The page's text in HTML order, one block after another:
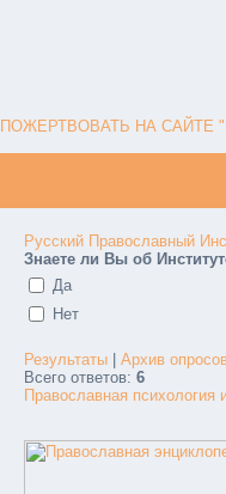
ПОЖЕРТВОВАТЬ НА САЙТЕ
Русский Православный
Знаете ли Вы об
Да
Нет
Результаты
Архив
Всего ответов: 6
Православная психология